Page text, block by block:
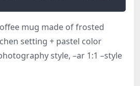
mug made of frosted
setting + pastel color
style, –ar 1:1 –style